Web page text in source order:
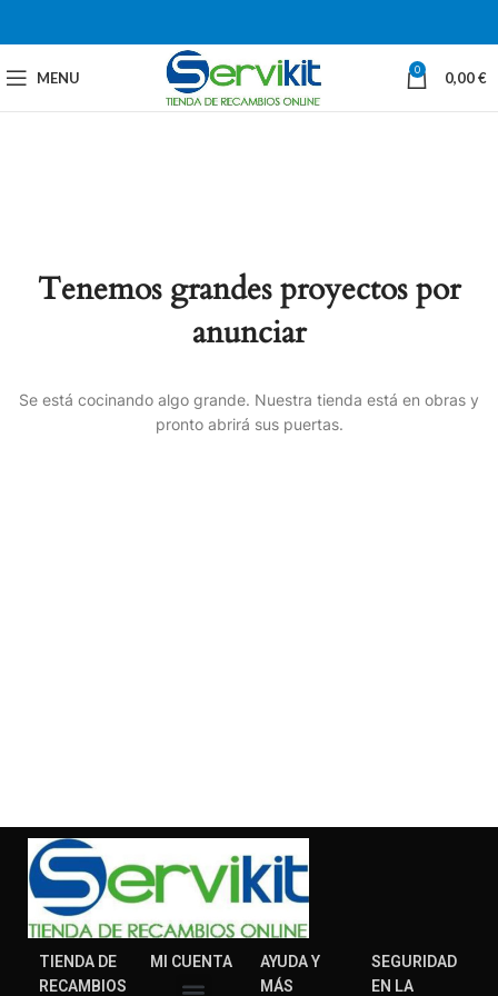
MENU 0 0,00€
Tenemos grandes proyectos por
anunciar
Se está cocinando algo grande. Nuestra tienda está en obras y
pronto abrirá sus puertas.
TIENDA DE
RECAMBIOS
MI CUENTA
AYUDA Y
MÁS
SEGURIDAD
EN LA